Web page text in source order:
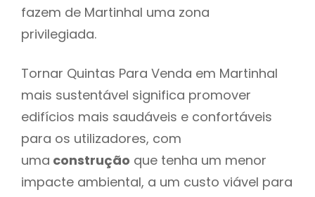
fazem de Martinhal uma zona
privilegiada.
Tornar Quintas Para Venda em Martinhal
mais sustentável significa promover
edifícios mais saudáveis e confortáveis
para os utilizadores, com
uma construção que tenha um menor
impacte ambiental, a um custo viável para